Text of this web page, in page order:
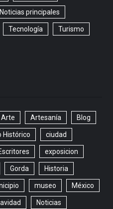
Noticias principales
Tecnología Turismo
Arte Artesanía Blog
Histórico ciudad
exposicion
Gorda Historia
museo México
Noticias